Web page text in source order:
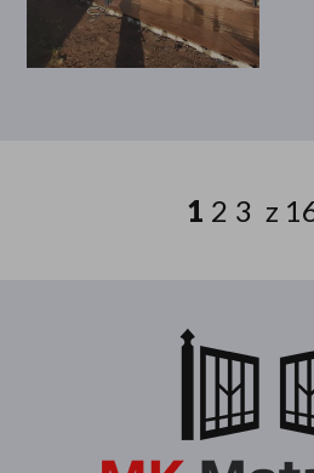
1 2 3 z